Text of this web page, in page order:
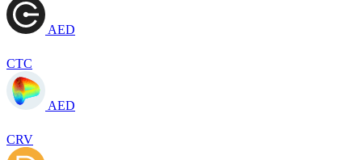
AED
CTC
AED
CRV